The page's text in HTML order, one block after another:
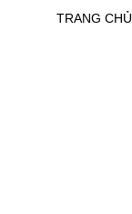
TRANG CHỦ